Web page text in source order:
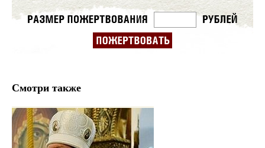
Смотри также